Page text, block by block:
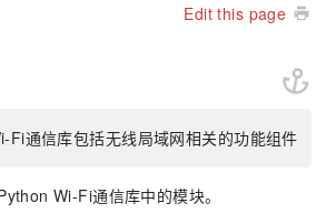
Edit this page
Fi通信库包括无线局域网相关的功能组件
Wi-Fi通信库中的模块。